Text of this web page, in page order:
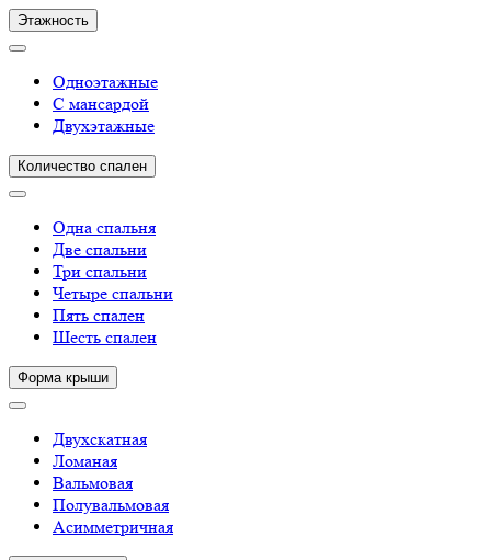
Этажность
Одноэтажные
С мансардой
Двухэтажные
Количество спален
Одна спальня
Две спальни
Три спальни
Четыре спальни
Пять спален
Шесть спален
Форма крыши
Двухскатная
Ломаная
Вальмовая
Полувальмовая
Асимметричная